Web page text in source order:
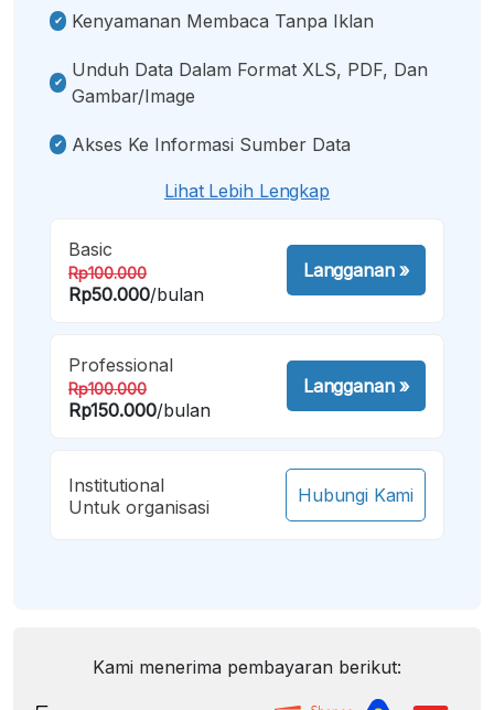
Kenyamanan Membaca Tanpa Iklan
Unduh Data Dalam Format XLS, PDF, Dan
Gambar/image
Akses Ke Informasi Sumber Data
Lihat Lebih Lengkap
Basic
Rp100.000
Rp50.000/bulan
Langganan»
Professional
Rp100.000
Rp150.000/bulan
Langganan»
Institutional
Untuk organisasi
Hubungi Kami
Kami menerima pembayaran berikut: